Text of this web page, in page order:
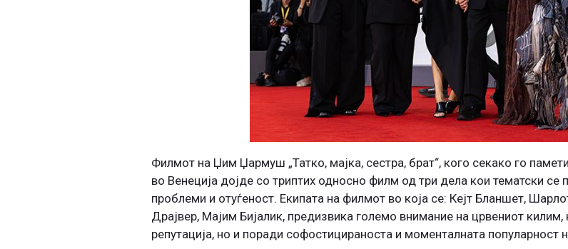
Филмот на Џим Џармуш „Татко, мајка, сестра, брат“, кого секако го
во Венеција дојде со триптих односно филм од три дела кои тематски се
проблеми и отуѓеност. Екипата на филмот во која се: Кејт Бланшет,
Драјвер, Мајим Бијалик, предизвика големо внимание на црвениот килим,
репутација, но и поради софостицираноста и моменталната популарност